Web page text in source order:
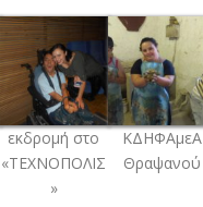
εκδρομή στο
«ΤΕΧΝΟΠΟΛΙΣ
»
ΚΔΗΦΑμεΑ
Θραψανού